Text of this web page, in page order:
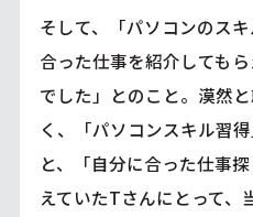
そして、「パソコンのス
合った仕事を紹介しても
でした」とのこと。漠然
く、「パソコンスキル習
と、「自分に合った仕事
えていたTさんにとって、